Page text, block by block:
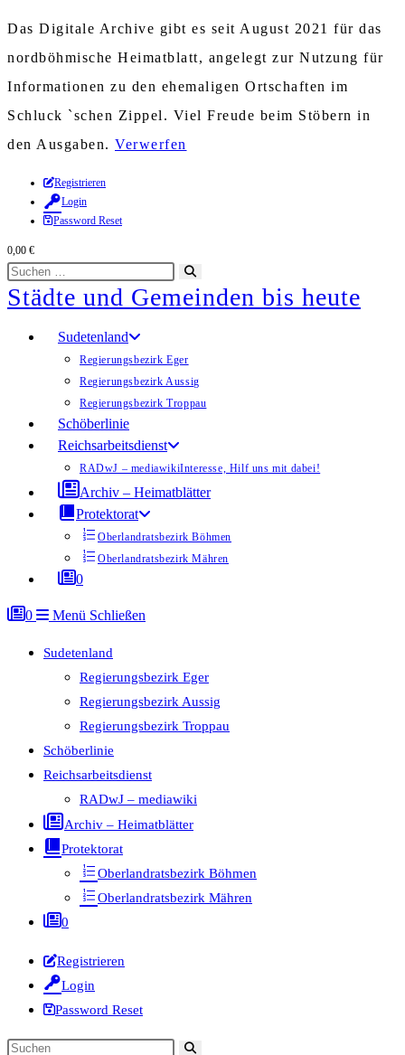
Das Digitale Archive gibt es seit August 2021 für das
nordböhmische Heimatblatt, angelegt zur Nutzung für
Informationen zu den ehemaligen Ortschaften im
Schluck `schen Zippel. Viel Freude beim Stöbern in
den Ausgaben. Verwerfen
Zum
Inhalt
springen
Registrieren
Login
Password Reset
0,00 €
Diese
Website
durchsuchen
starten
Städte und Gemeinden bis heute
Sudetenland
Regierungsbezirk Eger
Regierungsbezirk Aussig
Regierungsbezirk Troppau
Schöberlinie
Reichsarbeitsdienst
RADwJ – mediawikiInteresse, Hilf uns mit dabei!
Archiv – Heimatblätter
Protektorat
Oberlandratsbezirk Böhmen
Oberlandratsbezirk Mähren
0
0 Menü Schließen
Sudetenland
Regierungsbezirk Eger
Regierungsbezirk Aussig
Regierungsbezirk Troppau
Schöberlinie
Reichsarbeitsdienst
RADwJ – mediawiki
Archiv – Heimatblätter
Protektorat
Oberlandratsbezirk Böhmen
Oberlandratsbezirk Mähren
0
Registrieren
Login
Password Reset
Diese